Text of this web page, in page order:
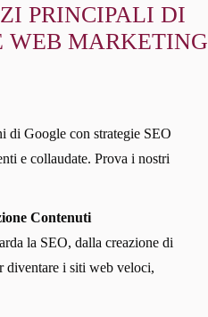
PRINCIPALI DI
WEB MARKETING
di Google con strategie SEO
e collaudate. Prova i nostri
Contenuti
la SEO, dalla creazione di
diventare i siti web veloci,